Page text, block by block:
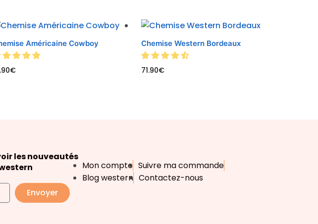
Américaine Cowboy
€
Chemise Western Bordeaux
71.90€
les nouveautés
Envoyer
Mon compte Suivre ma commande
Blog western Contactez-nous